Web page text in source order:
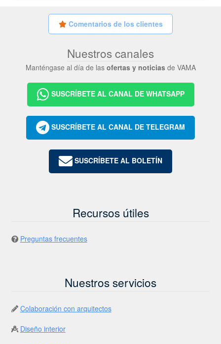
Comentarios de los clientes
Nuestros canales
Manténgase al día de las ofertas y noticiasde VAMA
SUSCRÍBETE AL CANAL DE WHATSAPP
SUSCRÍBETE AL CANAL DE TELEGRAM
SUSCRÍBETE AL BOLETÍN
Recursos útiles
Preguntas frecuentes
Nuestros servicios
Colaboración con arquitectos
Diseño interior